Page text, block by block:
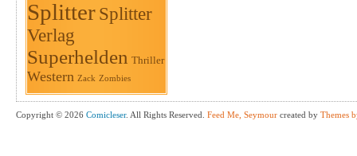
Splitter Splitter
Verlag
Superhelden Thriller
Western Zack Zombies
Copyright © 2026 Comicleser. All Rights Reserved. Feed Me, Seymour created by Themes